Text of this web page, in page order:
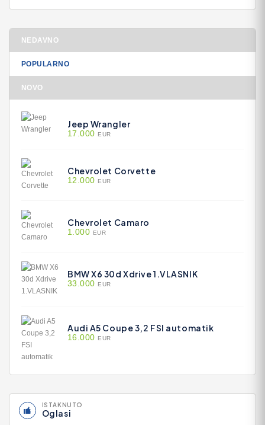
NEDAVNO
POPULARNO
NOVO
Jeep Wrangler
17.000 EUR
Chevrolet Corvette
12.000 EUR
Chevrolet Camaro
1.000 EUR
BMW X6 30d Xdrive 1.VLASNIK
33.000 EUR
Audi A5 Coupe 3,2 FSI automatik
16.000 EUR
ISTAKNUTO
Oglasi